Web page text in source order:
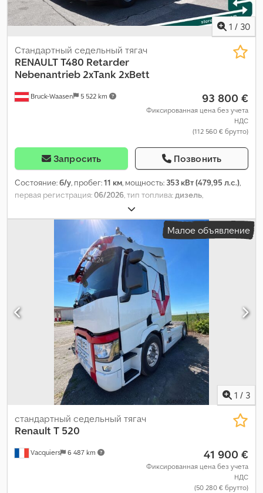
1 / 30
Bruck-Waasen 5 522 km
Стандартный седельный тягач
RENAULTT480 Retarder
Nebenantrieb 2xTank 2xBett
93 800 €
Фиксированная цена без учета
НДС
(112 560 € брутто)
Запросить Позвонить
Состояние:б/у, пробег:11 км, мощность: 353 кВт (479,95 л.с.),
первая регистрация:06/2026, тип топлива:дизель,
, тормоза:
тип передачи:автоматический, класс выбросов:Евро 6, Год
, Оборудование:
ABS, кондиционер, отопитель
Малое объявление
1 / 3
Vacquiers 6 487 km
стандартный седельный тягач
Renault T 520
41 900 €
Фиксированная цена без учета
НДС
(50 280 € брутто)